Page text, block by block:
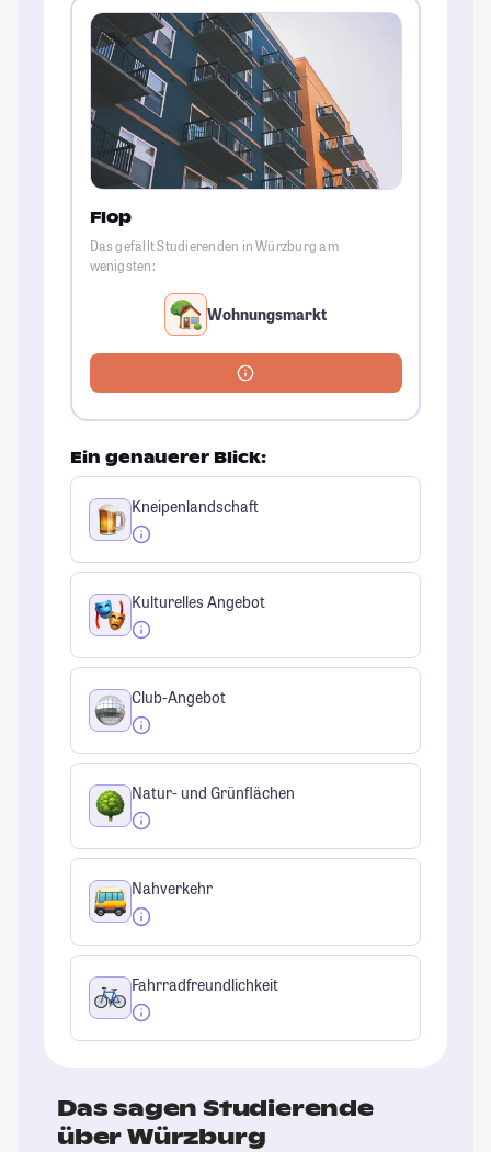
Flop
Das gefällt Studierenden in Würzburg am
wenigsten:
Wohnungsmarkt
Ein genauerer Blick:
Kneipenlandschaft
Kulturelles Angebot
Club-Angebot
Natur- und Grünflächen
Nahverkehr
Fahrradfreundlichkeit
Das sagen Studierende
über Würzburg